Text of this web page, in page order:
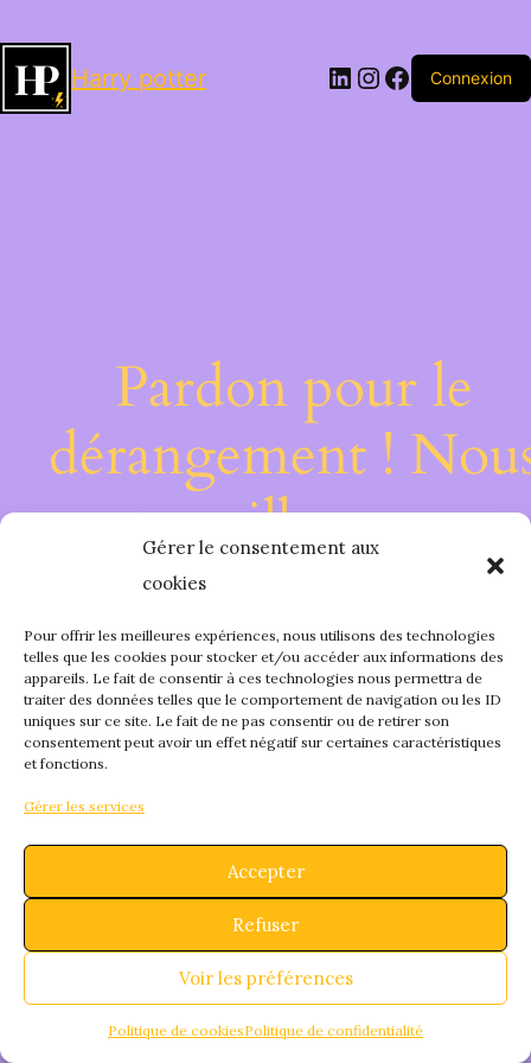
Gérer le consentement aux
cookies
Pour offrir les meilleures expériences, nous utilisons des technologies
telles que les cookies pour stocker et/ou accéder aux informations des
appareils. Le fait de consentir à ces technologies nous permettra de
traiter des données telles que le comportement de navigation ou les ID
uniques sur ce site. Le fait de ne pas consentir ou de retirer son
consentement peut avoir un effet négatif sur certaines caractéristiques
et fonctions.
Gérer les services
Accepter
Refuser
Voir les préférences
Politique de cookiesPolitique de confidentialité
Harry potter LinkedIn
Instagram
Facebook
Connexion
Pardon pour le
dérangement !
travaillons sur
quelque chose de
fantastique –
bientôt !